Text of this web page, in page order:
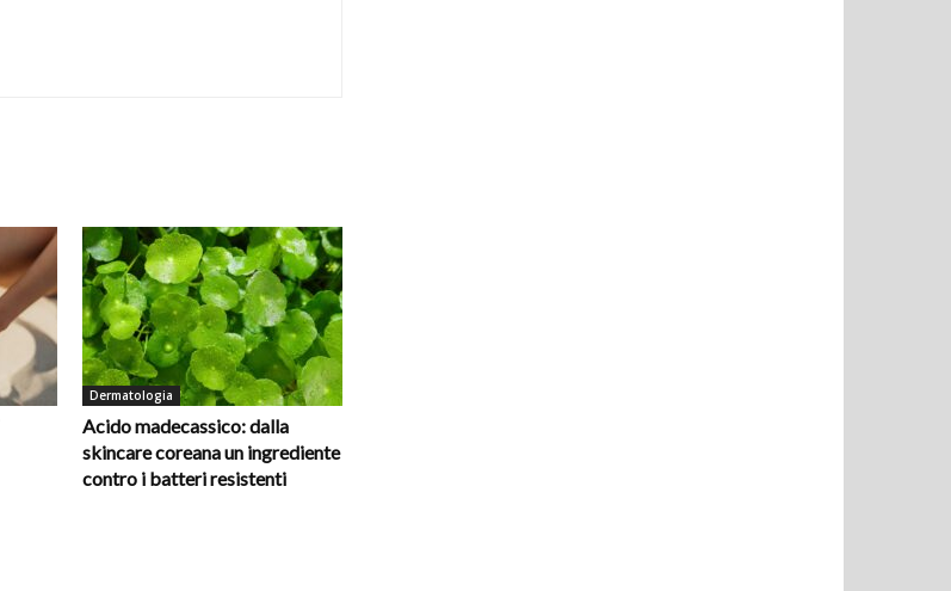
Dermatologia
Acido madecassico: dalla
skincare coreana un ingrediente
contro i batteri resistenti